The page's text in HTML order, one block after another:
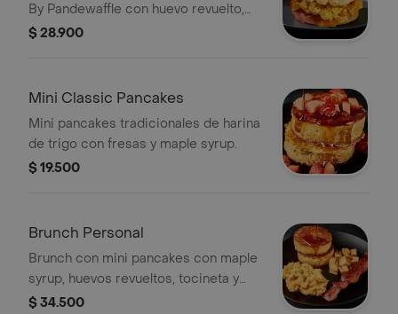
By Pandewaffle con huevo revuelto,
queso cheddar y tocineta crocante.
$ 28.900
Mini Classic Pancakes
Mini pancakes tradicionales de harina
de trigo con fresas y maple syrup.
$ 19.500
Brunch Personal
Brunch con mini pancakes con maple
syrup, huevos revueltos, tocineta y
papas rostizadas.
$ 34.500